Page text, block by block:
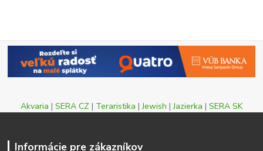
Akvaria | SERA CZ | Teraristika |Jewish |Jazierka | SERA SK
Informácie pre zákazníkov